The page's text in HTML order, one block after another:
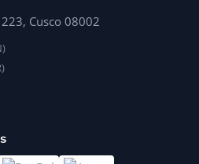
Cusco 08002